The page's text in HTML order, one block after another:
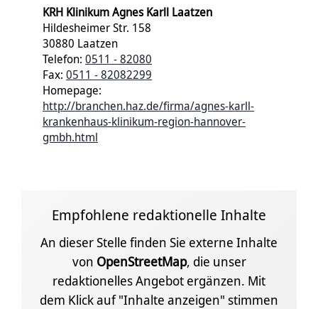
KRH Klinikum Agnes Karll Laatzen
Hildesheimer Str. 158
30880 Laatzen
Telefon: 0511 - 82080
Fax: 0511 - 82082299
Homepage:
http://branchen.haz.de/firma/agnes-karll-
krankenhaus-klinikum-region-hannover-
gmbh.html
Empfohlene redaktionelle Inhalte
An dieser Stelle finden Sie externe Inhalte
von OpenStreetMap, die unser
redaktionelles Angebot ergänzen. Mit
dem Klick auf "Inhalte anzeigen" stimmen